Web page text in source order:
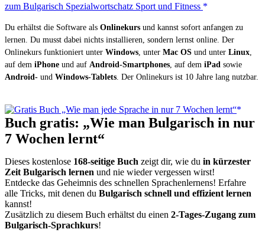
zum Bulgarisch Spezialwortschatz Sport und Fitness
Du erhältst die Software als Onlinekurs und kannst sofort anfangen zu
lernen. Du musst dabei nichts installieren, sondern lernst online. Der
Onlinekurs funktioniert unter Windows , unter Mac OS und unter Linux
auf dem iPhone und auf Android-Smartphones , auf dem iPad sowie
Android- und Windows-Tablets . Der Onlinekurs ist 10 Jahre lang nutzbar.
Buch gratis: „Wie man Bulgarisch in nur
7 Wochen lernt“
Dieses kostenlose 168-seitige Buch zeigt dir, wie du in kürzester
Zeit Bulgarisch lernen und nie wieder vergessen wirst!
Entdecke das Geheimnis des schnellen Sprachenlernens! Erfahre
alle Tricks, mit denen du Bulgarisch schnell und effizient lernen
kannst!
Zusätzlich zu diesem Buch erhältst du einen 2-Tages-Zugang zum
Bulgarisch-Sprachkurs!